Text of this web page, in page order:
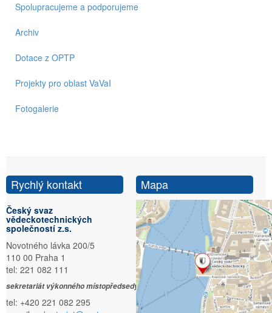
Spolupracujeme a podporujeme
Archiv
Dotace z OPTP
Projekty pro oblast VaVaI
Fotogalerie
Rychlý kontakt
Český svaz
vědeckotechnických
společností z.s.
Novotného lávka 200/5
110 00 Praha 1
tel: 221 082 111
sekretariát výkonného místopředsedy:
tel: +420 221 082 295
Mapa